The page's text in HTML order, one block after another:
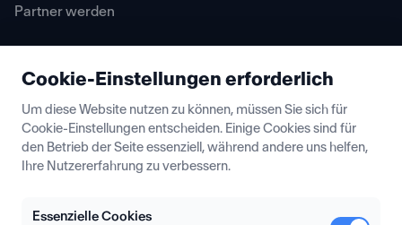
Partner werden
Ressourcen
Blog
Partner Insights
Lexikon
Cookie-Einstellungen erforderlich
Um diese Website nutzen zu können, müssen Sie sich für
Cookie-Einstellungen entscheiden. Einige Cookies sind für
den Betrieb der Seite essenziell, während andere uns helfen,
Ihre Nutzererfahrung zu verbessern.
Essenzielle Cookies